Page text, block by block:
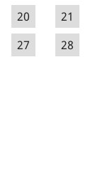
20
21
27
28